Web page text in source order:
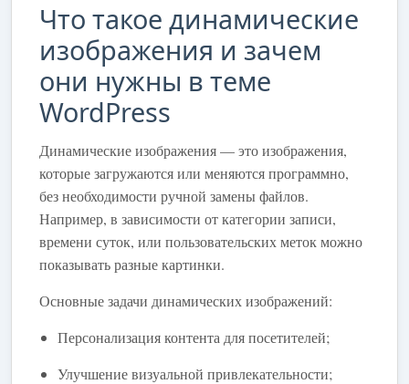
Что такое динамические
изображения и зачем
они нужны в теме
WordPress
Динамические изображения — это изображения,
которые загружаются или меняются программно,
без необходимости ручной замены файлов.
Например, в зависимости от категории записи,
времени суток, или пользовательских меток можно
показывать разные картинки.
Основные задачи динамических изображений:
Персонализация контента для посетителей;
Улучшение визуальной привлекательности;